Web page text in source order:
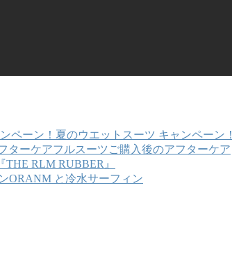
夏のウエットスーツ キャンペーン！
フルスーツご購入後のアフターケア
『THE RLM RUBBER』
ORANM と冷水サーフィン